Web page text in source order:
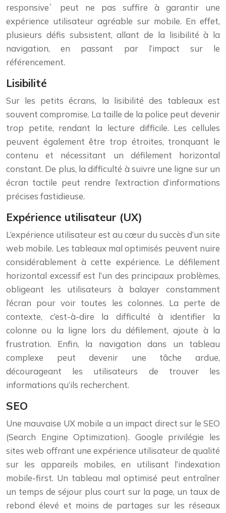
responsive` peut ne pas suffire à garantir une
expérience utilisateur agréable sur mobile. En effet,
plusieurs défis subsistent, allant de la lisibilité à la
navigation, en passant par l’impact sur le
référencement.
Lisibilité
Sur les petits écrans, la lisibilité des tableaux est
souvent compromise. La taille de la police peut devenir
trop petite, rendant la lecture difficile. Les cellules
peuvent également être trop étroites, tronquant le
contenu et nécessitant un défilement horizontal
constant. De plus, la difficulté à suivre une ligne sur un
écran tactile peut rendre l’extraction d’informations
précises fastidieuse.
Expérience utilisateur (UX)
L’expérience utilisateur est au cœur du succès d’un site
web mobile. Les tableaux mal optimisés peuvent nuire
considérablement à cette expérience. Le défilement
horizontal excessif est l’un des principaux problèmes,
obligeant les utilisateurs à balayer constamment
l’écran pour voir toutes les colonnes. La perte de
contexte, c’est-à-dire la difficulté à identifier la
colonne ou la ligne lors du défilement, ajoute à la
frustration. Enfin, la navigation dans un tableau
complexe peut devenir une tâche ardue,
décourageant les utilisateurs de trouver les
informations qu’ils recherchent.
SEO
Une mauvaise UX mobile a un impact direct sur le SEO
(Search Engine Optimization). Google privilégie les
sites web offrant une expérience utilisateur de qualité
sur les appareils mobiles, en utilisant l’indexation
mobile-first. Un tableau mal optimisé peut entraîner
un temps de séjour plus court sur la page, un taux de
rebond élevé et moins de partages sur les réseaux